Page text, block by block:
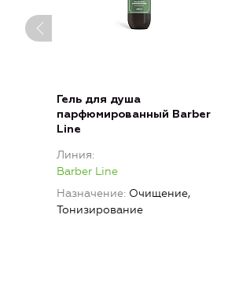
Гель для душа
парфюмированный Barber
Line
Линия
Barber Line
Назначение Очищение,
Тонизирование